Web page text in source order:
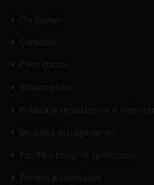
Chi siamo
Contatto
Il mio conto
Storico ordini
Politica di restituzione e rimborso
Modalità di pagamento
Tariffe e tempi di spedizione
Termini e condizioni